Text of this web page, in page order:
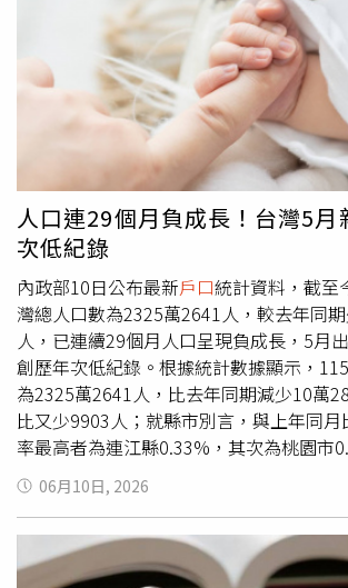
間）所發生自行負擔之醫療費用總額，達
者，每人發給10萬元重傷救助金。因災致
發給20萬元失蹤救助金。因災致死或因災
生後30日內死亡者，每人發給20萬元死亡
取新竹縣急難救助意外致死救助金者，不
會處提醒，災後可先拍照保留受災情形，
儘速向災害發生所在地鄉（鎮、市）公
災害救助申請資格、補助項目及應備文件
新竹縣政府社會處官網-社會救助專區-災
（https://reurl.cc/Z2DWL6）查詢。縣長
報告災復作為。（圖片提供／新竹縣政府
災民眾若因豪雨造成國民身分證或戶口名
攜帶相關證明文件至新竹縣任一戶政事務
免收規費，協助民眾儘速恢復生活所需證
民眾若因豪雨造成財產損失，務必先拍照
於災害發生後30日內提出申請，即可依法
免。房屋毀損達三成以上未滿五成，可減
損達五成以上且須修復始能使用者，可免
流失、山崩、地陷等因素致無法使用者，
稅。稅務局說明，汽、機車（151cc以上
理單位辦理報停或報廢者，可申請退還
繳納之使用牌照稅；娛樂業因災害影響致
機，在網路上大賣假死亡證明。「Bao Xin
書以假亂真，還能客製大學和學位，加上
讓人難辨真假。（圖／翻攝Bao Xin Viec網
「Bao Xin Viec」公然提供「代辦假死亡證
件費用在數百到上千元不等，標榜「誠信
關」，強調能為消費者帶來「最完美、最
務體驗」，還保證「使用真實人民委員會
本」、「確保紅印章與簽名齊全」，甚至
明「可放心拿去公證、認證，以完成財產
續」，主打真假難辨、以假亂真。該網站
此，可說是「只有想不到、沒有辦不到」
文憑、住院證明、單身證明、結婚證書，
和語言證書，倘若官方查證不嚴，從生到
式」的魚目混珠。越南網站看準死亡津貼
售假死亡證明，也讓雇主擔心移工福利恐
機，希望勞保局能嚴加審核。（圖／本刊
保局統計，2025年受理上萬件外籍被保
領籍外籍配偶）喪葬津貼給付，共517件
357則是因證件存在疑義被退件。根據勞
程，移工要申請死亡津貼，需提供死亡證
屍體證明書或死亡宣告裁定書，及載有死
影本，及被保險人身分證或戶口名簿影本
人口連29個月負成長！台灣5月
次低紀錄
內政部10日公布最新戶口統計資料，截至
灣總人口數為2325萬2641人，較去年同
人，已連續29個月人口呈現負成長，5月
創歷年次低紀錄。根據統計數據顯示，
為2325萬2641人，比去年同期減少10萬
比又少9903人；就縣市別言，與上年同
率最高者為連江縣0.33%，其次為桃園市
新竹縣0.25%；人口減少最多為金門縣
縣1.178%，再其次為臺北市1.175%。新
月出生數為6832人，折合年粗出生率為
期減少1601人、4月減少1312人，少子化
善；就縣市別言，粗出生率最高為臺東
06月10日, 2026